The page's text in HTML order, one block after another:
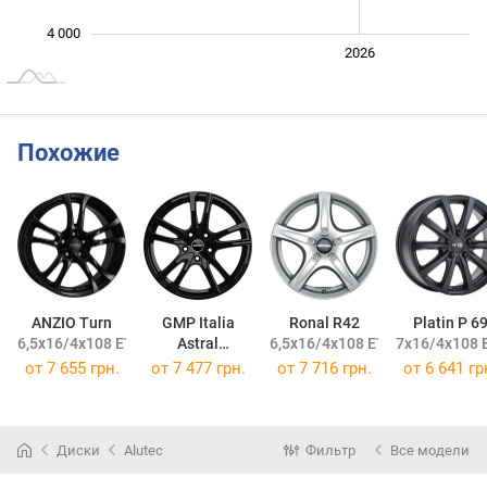
4 000
2026
Похожие
ANZIO Turn
6,5x16/4x108 ET40 DIA63,4
GMP Italia
Astral
6,5x16/4x108 ET40 DIA73,1
Ronal R42
6,5x16/4x108 ET40 DIA76
Platin P 69
7x16/4x108
от 7 655 грн. от 7 477 грн. от 7 716 грн. от 6 641
Диски Alutec Фильтр Все модели